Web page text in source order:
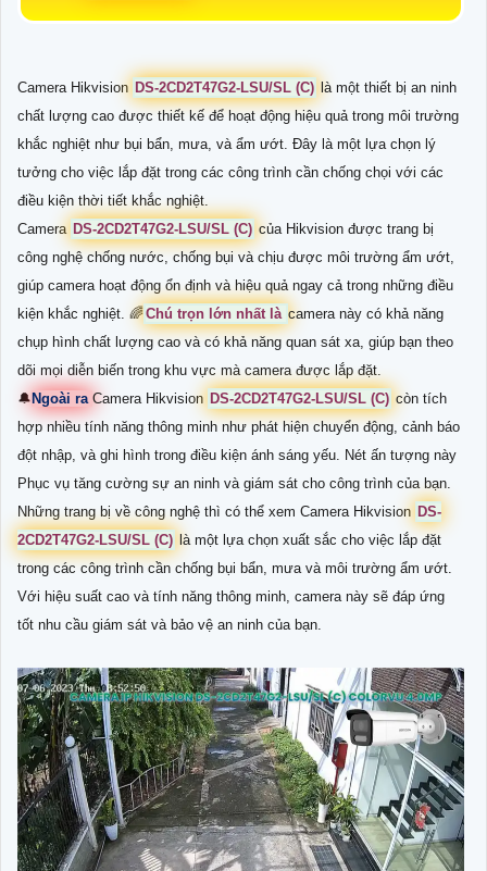
Camera Hikvision DS-2CD2T47G2-LSU/SL (C) là một thiết bị an ninh
chất lượng cao được thiết kế để hoạt động hiệu quả trong môi trường
khắc nghiệt như bụi bẩn, mưa, và ẩm ướt. Đây là một lựa chọn lý
tưởng cho việc lắp đặt trong các công trình cần chống chọi với các
điều kiện thời tiết khắc nghiệt.
Camera DS-2CD2T47G2-LSU/SL (C) của Hikvision được trang bị
công nghệ chống nước, chống bụi và chịu được môi trường ẩm ướt,
giúp camera hoạt động ổn định và hiệu quả ngay cả trong những điều
kiện khắc nghiệt. 🌈Chú trọn lớn nhất là camera này có khả năng
chụp hình chất lượng cao và có khả năng quan sát xa, giúp bạn theo
dõi mọi diễn biến trong khu vực mà camera được lắp đặt.
🔔 Ngoài ra Camera Hikvision DS-2CD2T47G2-LSU/SL (C) còn tích
hợp nhiều tính năng thông minh như phát hiện chuyển động, cảnh báo
đột nhập, và ghi hình trong điều kiện ánh sáng yếu. Nét ấn tượng này
Phục vụ tăng cường sự an ninh và giám sát cho công trình của bạn.
Những trang bị về công nghệ thì có thể xem Camera Hikvision DS-
2CD2T47G2-LSU/SL (C) là một lựa chọn xuất sắc cho việc lắp đặt
trong các công trình cần chống bụi bẩn, mưa và môi trường ẩm ướt.
Với hiệu suất cao và tính năng thông minh, camera này sẽ đáp ứng
tốt nhu cầu giám sát và bảo vệ an ninh của bạn.